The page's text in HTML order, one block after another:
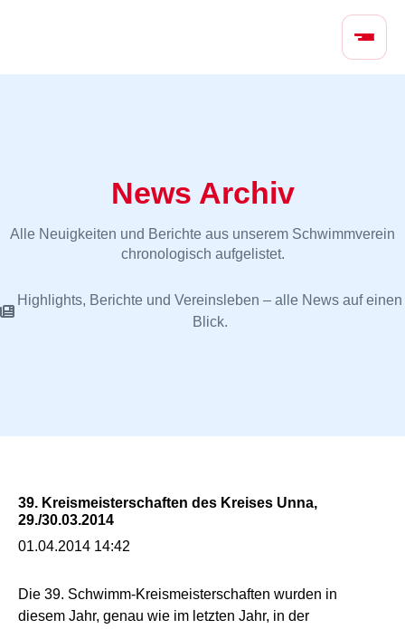
N
ü
r
g
News Archiv
Alle Neuigkeiten und Berichte aus unserem Schwimmverein
chronologisch aufgelistet.
Highlights, Berichte und Vereinsleben – alle News auf einen
Blick.
39. Kreismeisterschaften des Kreises Unna,
29./30.03.2014
01.04.2014 14:42
Die 39. Schwimm-Kreismeisterschaften wurden in
diesem Jahr, genau wie im letzten Jahr, in der